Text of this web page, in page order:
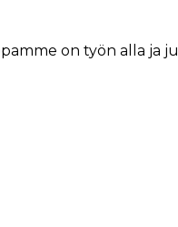
on työn alla ja